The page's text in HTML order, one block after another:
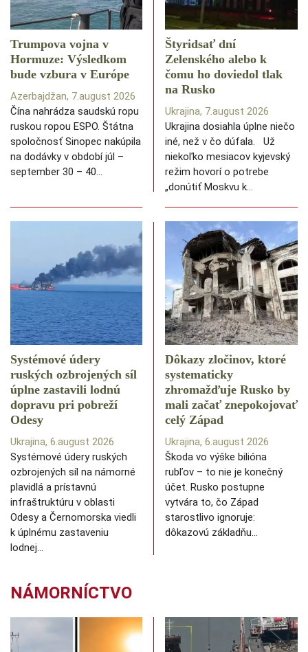
Trumpova vojna v
Hormuze: Výsledkom
bude vzbura v Európe
Azerbajdžan, 7.august 2026
Čína nahrádza saudskú ropu
ruskou ropou ESPO. Štátna
spoločnosť Sinopec nakúpila
na dodávky v období júl –
september 30 – 40…
Štyridsať dní
Zelenského alebo k
čomu ho doviedol tlak
na Rusko
Ukrajina, 7.august 2026
Ukrajina dosiahla úplne niečo
iné, než v čo dúfala. Už
niekoľko mesiacov kyjevský
režim hovorí o potrebe
„donútiť Moskvu k…
Systémové údery
ruských ozbrojených síl
úplne zastavili lodnú
dopravu pri pobreží
Odesy
Ukrajina, 6.august 2026
Systémové údery ruských
ozbrojených síl na námorné
plavidlá a prístavnú
infraštruktúru v oblasti
Odesy a Černomorska viedli
k úplnému zastaveniu
lodnej…
Dôkazy zločinov, ktoré
systematicky
zhromažďuje Rusko by
mali začať znepokojovať
celý Západ
Ukrajina, 6.august 2026
Škoda vo výške bilióna
rubľov – to nie je konečný
účet. Rusko postupne
vytvára to, čo Západ
starostlivo ignoruje:
dôkazovú základňu…
NÁMORNÍCTVO